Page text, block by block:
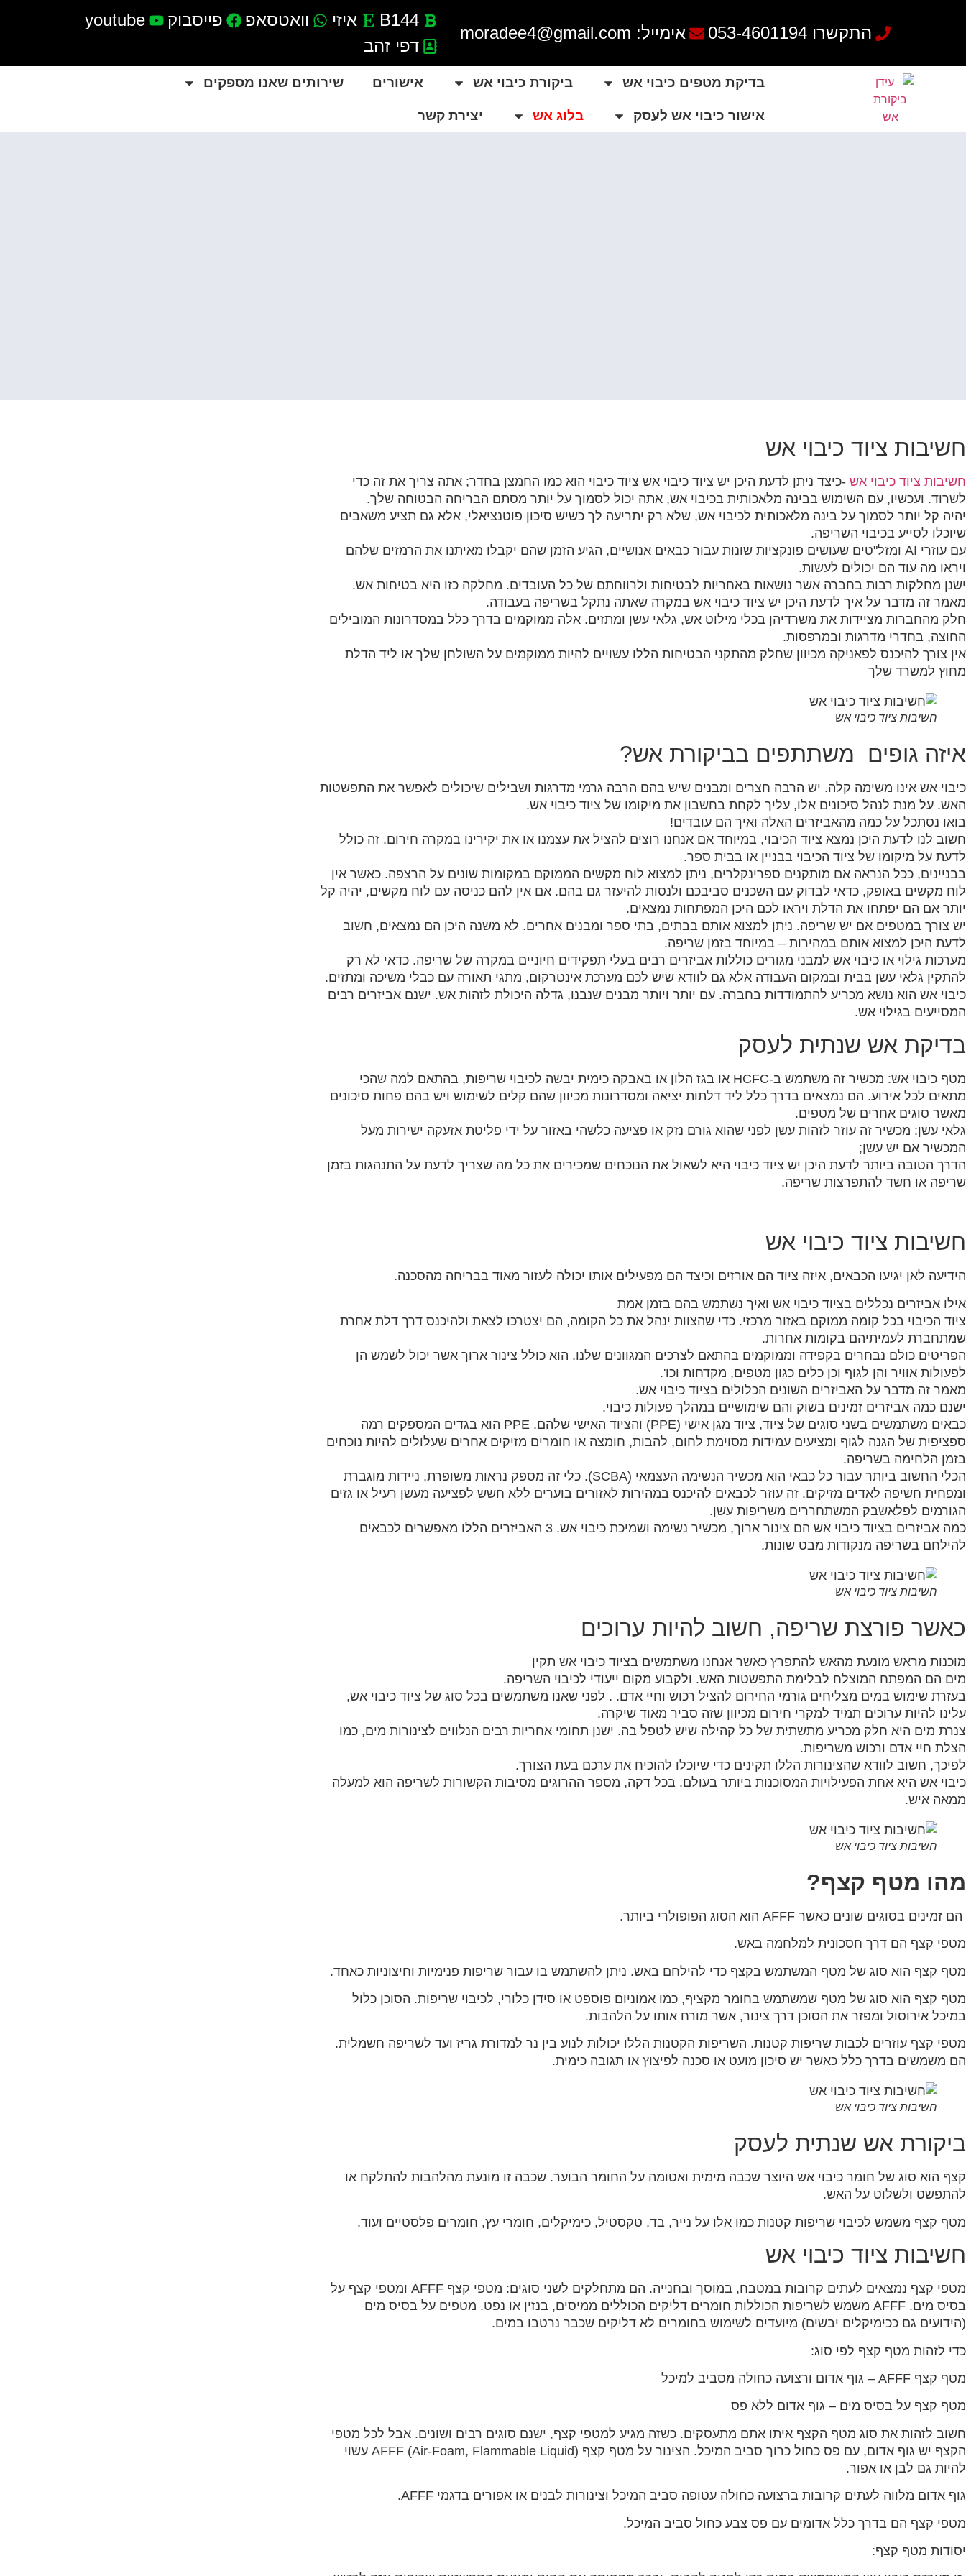
בִּקְלִיק
נְגִישׁוּת.
התקשרו 053-4601194 אימייל: moradee4@gmail.com
B144 איזי וואטסאפ פייסבוק
youtube
דפי זהב
בדיקת מטפים כיבוי אש ביקורת כיבוי אש אישורים שירותים שאנו מספקים
אישור כיבוי אש לעסק בלוג אש יצירת קשר
חשיבות ציוד כיבוי אש
חשיבות ציוד כיבוי אש -כיצד ניתן לדעת היכן יש ציוד כיבוי אש ציוד כיבוי הוא כמו החמצן בחדר; אתה צריך את זה כדי
לשרוד. ועכשיו, עם השימוש בבינה מלאכותית בכיבוי אש, אתה יכול לסמוך על יותר מסתם הבריחה הבטוחה שלך.
יהיה קל יותר לסמוך על בינה מלאכותית לכיבוי אש, שלא רק יתריעה לך כשיש סיכון פוטנציאלי, אלא גם תציע משאבים
שיוכלו לסייע בכיבוי השריפה.
עם עוזרי AI ומזל"טים שעושים פונקציות שונות עבור כבאים אנושיים, הגיע הזמן שהם יקבלו מאיתנו את הרמזים שלהם
ויראו מה עוד הם יכולים לעשות.
ישנן מחלקות רבות בחברה אשר נושאות באחריות לבטיחות ולרווחתם של כל העובדים. מחלקה כזו היא בטיחות אש.
מאמר זה מדבר על איך לדעת היכן יש ציוד כיבוי אש במקרה שאתה נתקל בשריפה בעבודה.
חלק מהחברות מציידות את משרדיהן בכלי מילוט אש, גלאי עשן ומתזים. אלה ממוקמים בדרך כלל במסדרונות המובילים
החוצה, בחדרי מדרגות ובמרפסות.
אין צורך להיכנס לפאניקה מכיוון שחלק מהתקני הבטיחות הללו עשויים להיות ממוקמים על השולחן שלך או ליד הדלת
מחוץ למשרד שלך
חשיבות ציוד כיבוי אש
איזה גופים משתתפים בביקורת אש?
כיבוי אש אינו משימה קלה. יש הרבה חצרים ומבנים שיש בהם הרבה גרמי מדרגות ושבילים שיכולים לאפשר את התפשטות
האש. על מנת לנהל סיכונים אלו, עליך לקחת בחשבון את מיקומו של ציוד כיבוי אש.
בואו נסתכל על כמה מהאביזרים האלה ואיך הם עובדים!
חשוב לנו לדעת היכן נמצא ציוד הכיבוי, במיוחד אם אנחנו רוצים להציל את עצמנו או את יקירינו במקרה חירום. זה כולל
לדעת על מיקומו של ציוד הכיבוי בבניין או בבית ספר.
בבניינים, ככל הנראה אם מותקנים ספרינקלרים, ניתן למצוא לוח מקשים הממוקם במקומות שונים על הרצפה. כאשר אין
לוח מקשים באופק, כדאי לבדוק עם השכנים סביבכם ולנסות להיעזר גם בהם. אם אין להם כניסה עם לוח מקשים, יהיה קל
יותר אם הם יפתחו את הדלת ויראו לכם היכן המפתחות נמצאים.
יש צורך במטפים אם יש שריפה. ניתן למצוא אותם בבתים, בתי ספר ומבנים אחרים. לא משנה היכן הם נמצאים, חשוב
לדעת היכן למצוא אותם במהירות – במיוחד בזמן שריפה.
מערכות גילוי או כיבוי אש למבני מגורים כוללות אביזרים רבים בעלי תפקידים חיוניים במקרה של שריפה. כדאי לא רק
להתקין גלאי עשן בבית ובמקום העבודה אלא גם לוודא שיש לכם מערכת אינטרקום, מתגי תאורה עם כבלי משיכה ומתזים.
כיבוי אש הוא נושא מכריע להתמודדות בחברה. עם יותר ויותר מבנים שנבנו, גדלה היכולת לזהות אש. ישנם אביזרים רבים
המסייעים בגילוי אש.
בדיקת אש שנתית לעסק
מטף כיבוי אש: מכשיר זה משתמש ב-HCFC או בגז הלון או באבקה כימית יבשה לכיבוי שריפות, בהתאם למה שהכי
מתאים לכל אירוע. הם נמצאים בדרך כלל ליד דלתות יציאה ומסדרונות מכיוון שהם קלים לשימוש ויש בהם פחות סיכונים
מאשר סוגים אחרים של מטפים.
גלאי עשן: מכשיר זה עוזר לזהות עשן לפני שהוא גורם נזק או פציעה כלשהי באזור על ידי פליטת אזעקה ישירות מעל
המכשיר אם יש עשן;
הדרך הטובה ביותר לדעת היכן יש ציוד כיבוי היא לשאול את הנוכחים שמכירים את כל מה שצריך לדעת על התנהגות בזמן
שריפה או חשד להתפרצות שריפה.
חשיבות ציוד כיבוי אש
הידיעה לאן יגיעו הכבאים, איזה ציוד הם אורזים וכיצד הם מפעילים אותו יכולה לעזור מאוד בבריחה מהסכנה.
אילו אביזרים נכללים בציוד כיבוי אש ואיך נשתמש בהם בזמן אמת
ציוד הכיבוי בכל קומה ממוקם באזור מרכזי. כדי שהצוות ינהל את כל הקומה, הם יצטרכו לצאת ולהיכנס דרך דלת אחרת
שמתחברת לעמיתיהם בקומות אחרות.
הפריטים כולם נבחרים בקפידה וממוקמים בהתאם לצרכים המגוונים שלנו. הוא כולל צינור ארוך אשר יכול לשמש הן
לפעולות אוויר והן לגוף וכן כלים כגון מטפים, מקדחות וכו'.
מאמר זה מדבר על האביזרים השונים הכלולים בציוד כיבוי אש.
ישנם כמה אביזרים זמינים בשוק והם שימושיים במהלך פעולות כיבוי.
כבאים משתמשים בשני סוגים של ציוד, ציוד מגן אישי (PPE) והציוד האישי שלהם. PPE הוא בגדים המספקים רמה
ספציפית של הגנה לגוף ומציעים עמידות מסוימת לחום, להבות, חומצה או חומרים מזיקים אחרים שעלולים להיות נוכחים
בזמן הלחימה בשריפה.
הכלי החשוב ביותר עבור כל כבאי הוא מכשיר הנשימה העצמאי (SCBA). כלי זה מספק נראות משופרת, ניידות מוגברת
ומפחית חשיפה לאדים מזיקים. זה עוזר לכבאים להיכנס במהירות לאזורים בוערים ללא חשש לפציעה מעשן רעיל או גזים
הגורמים לפלאשבק המשתחררים משריפות עשן.
כמה אביזרים בציוד כיבוי אש הם צינור ארוך, מכשיר נשימה ושמיכת כיבוי אש. 3 האביזרים הללו מאפשרים לכבאים
להילחם בשריפה מנקודות מבט שונות.
חשיבות ציוד כיבוי אש
כאשר פורצת שריפה, חשוב להיות ערוכים
מוכנות מראש מונעת מהאש להתפרץ כאשר אנחנו משתמשים בציוד כיבוי אש תקין
מים הם המפתח המוצלח לבלימת התפשטות האש. ולקבוע מקום ייעודי לכיבוי השריפה.
בעזרת שימוש במים מצליחים גורמי החירום להציל רכוש וחיי אדם. . לפני שאנו משתמשים בכל סוג של ציוד כיבוי אש,
עלינו להיות ערוכים תמיד למקרי חירום מכיוון שזה סביר מאוד שיקרה.
צנרת מים היא חלק מכריע מתשתית של כל קהילה שיש לטפל בה. ישנן תחומי אחריות רבים הנלווים לצינורות מים, כמו
הצלת חיי אדם ורכוש משריפות.
לפיכך, חשוב לוודא שהצינורות הללו תקינים כדי שיוכלו להוכיח את ערכם בעת הצורך.
כיבוי אש היא אחת הפעילויות המסוכנות ביותר בעולם. בכל דקה, מספר ההרוגים מסיבות הקשורות לשריפה הוא למעלה
ממאה איש.
חשיבות ציוד כיבוי אש
מהו מטף קצף?
הם זמינים בסוגים שונים כאשר AFFF הוא הסוג הפופולרי ביותר.
מטפי קצף הם דרך חסכונית למלחמה באש.
מטף קצף הוא סוג של מטף המשתמש בקצף כדי להילחם באש. ניתן להשתמש בו עבור שריפות פנימיות וחיצוניות כאחד.
מטף קצף הוא סוג של מטף שמשתמש בחומר מקציף, כמו אמוניום פוספט או סידן כלורי, לכיבוי שריפות. הסוכן כלול
במיכל אירוסול ומפזר את הסוכן דרך צינור, אשר מורח אותו על הלהבות.
מטפי קצף עוזרים לכבות שריפות קטנות. השריפות הקטנות הללו יכולות לנוע בין נר למדורת גריז ועד לשריפה חשמלית.
הם משמשים בדרך כלל כאשר יש סיכון מועט או סכנה לפיצוץ או תגובה כימית.
חשיבות ציוד כיבוי אש
ביקורת אש שנתית לעסק
קצף הוא סוג של חומר כיבוי אש היוצר שכבה מימית ואטומה על החומר הבוער. שכבה זו מונעת מהלהבות להתלקח או
להתפשט ולשלוט על האש.
מטף קצף משמש לכיבוי שריפות קטנות כמו אלו על נייר, בד, טקסטיל, כימיקלים, חומרי עץ, חומרים פלסטיים ועוד.
חשיבות ציוד כיבוי אש
מטפי קצף נמצאים לעתים קרובות במטבח, במוסך ובחנייה. הם מתחלקים לשני סוגים: מטפי קצף AFFF ומטפי קצף על
בסיס מים. AFFF משמש לשריפות הכוללות חומרים דליקים הכוללים ממיסים, בנזין או נפט. מטפים על בסיס מים
(הידועים גם ככימיקלים יבשים) מיועדים לשימוש בחומרים לא דליקים שכבר נרטבו במים.
כדי לזהות מטף קצף לפי סוג:
מטף קצף AFFF – גוף אדום ורצועה כחולה מסביב למיכל
מטף קצף על בסיס מים – גוף אדום ללא פס
חשוב לזהות את סוג מטף הקצף איתו אתם מתעסקים. כשזה מגיע למטפי קצף, ישנם סוגים רבים ושונים. אבל לכל מטפי
הקצף יש גוף אדום, עם פס כחול כרוך סביב המיכל. הצינור על מטף קצף AFFF (Air-Foam, Flammable Liquid) עשוי
להיות גם לבן או אפור.
גוף אדום מלווה לעתים קרובות ברצועה כחולה עטופה סביב המיכל וצינורות לבנים או אפורים בדגמי AFFF.
מטפי קצף הם בדרך כלל אדומים עם פס צבע כחול סביב המיכל.
יסודות מטף קצף: